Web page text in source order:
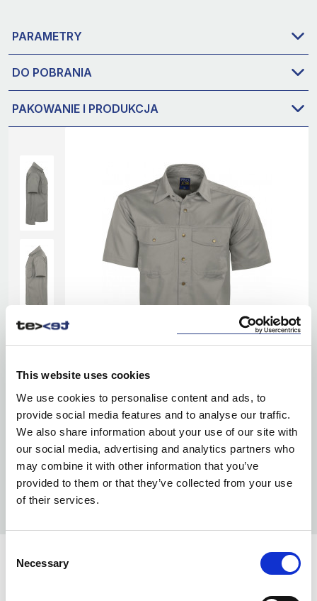
This website uses cookies
We use cookies to personalise content and ads, to
provide social media features and to analyse our traffic.
We also share information about your use of our site with
our social media, advertising and analytics partners who
may combine it with other information that you’ve
provided to them or that they’ve collected from your use
of their services.
Selection
Necessary
PARAMETRY
DO POBRANIA
PAKOWANIE I PRODUKCJA
KOLORY:
58